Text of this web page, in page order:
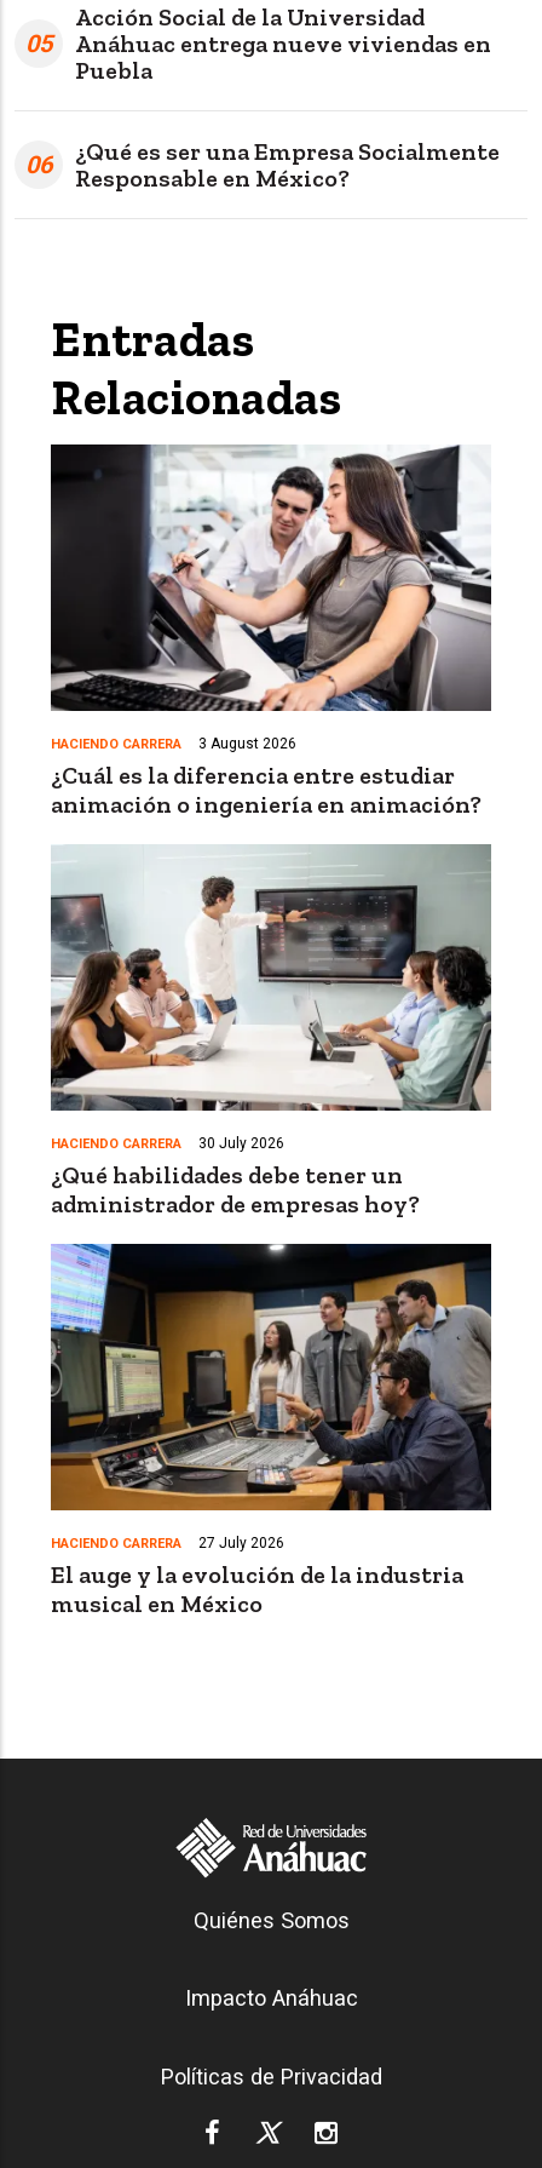
05
Acción Social de la Universidad
Anáhuac entrega nueve viviendas en
Puebla
06
¿Qué es ser una Empresa Socialmente
Responsable en México?
Entradas
Relacionadas
HACIENDO CARRERA 3 August 2026
¿Cuál es la diferencia entre estudiar
animación o ingeniería en animación?
HACIENDO CARRERA 30 July 2026
¿Qué habilidades debe tener un
administrador de empresas hoy?
HACIENDO CARRERA 27 July 2026
El auge y la evolución de la industria
musical en México
Generación Anáhuac
Quiénes Somos
Impacto Anáhuac
Políticas de Privacidad